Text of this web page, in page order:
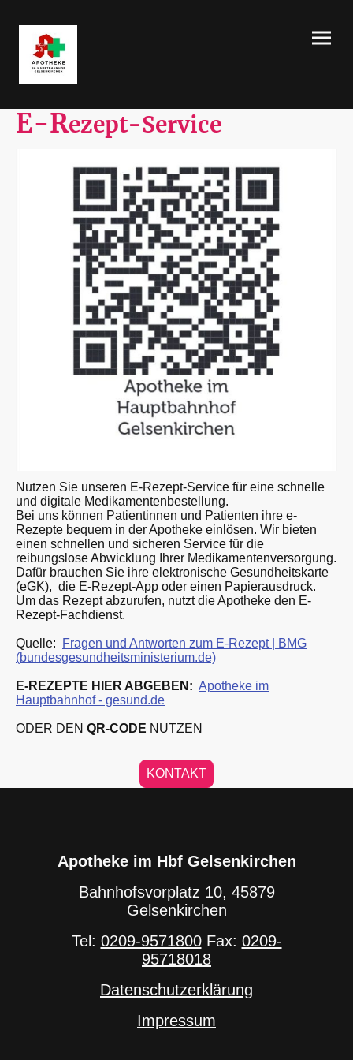
E-Rezept-Service
Nutzen Sie unseren E-Rezept-Service für eine schnelle
und digitale Medikamentenbestellung.
Bei uns können Patientinnen und Patienten ihre e-
Rezepte bequem in der Apotheke einlösen. Wir bieten
einen schnellen und sicheren Service für die
reibungslose Abwicklung Ihrer Medikamentenversorgung.
Dafür brauchen Sie ihre elektronische Gesundheitskarte
(eGK), die E-Rezept-App oder einen Papierausdruck.
Um das Rezept abzurufen, nutzt die Apotheke den E-
Rezept-Fachdienst.
Quelle:
Fragen und Antworten zum E-Rezept | BMG
(bundesgesundheitsministerium.de)
E-REZEPTE HIER ABGEBEN: Apotheke im
Hauptbahnhof - gesund.de
ODER DEN QR-CODE NUTZEN
KONTAKT
Apotheke im Hbf Gelsenkirchen
Bahnhofsvorplatz 10, 45879
Gelsenkirchen
Tel: 0209-9571800Fax: 0209-
95718018
Datenschutzerklärung
Impressum